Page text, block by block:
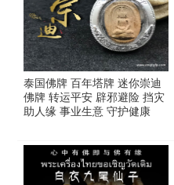
泰国佛牌 百年塔牌 迷你崇迪
佛牌 转运平安 辟邪避险 挡灾
助人缘 事业生意 守护健康